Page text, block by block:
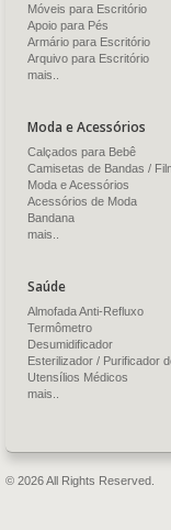
Móveis para Escritório
Apoio para Pés
Armário para Escritório
Arquivo para Escritório
mais..
Moda e Acessórios
Calçados para Bebê
Camisetas de Bandas /
Moda e Acessórios
Acessórios de Moda
Bandana
mais..
Saúde
Almofada Anti-Refluxo
Termômetro
Desumidificador
Esterilizador / Purificador
Utensílios Médicos
mais..
© 2026 All Rights Reserved.